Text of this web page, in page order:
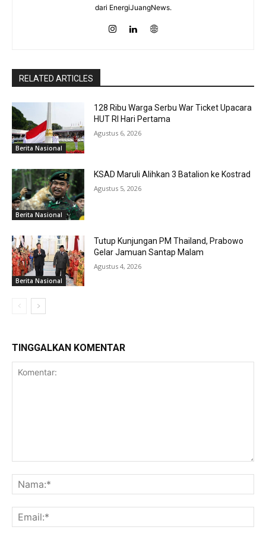
dari EnergiJuangNews.
RELATED ARTICLES
Berita Nasional
128 Ribu Warga Serbu War Ticket Upacara
HUT RI Hari Pertama
Agustus 6, 2026
Berita Nasional
KSAD Maruli Alihkan 3 Batalion ke Kostrad
Agustus 5, 2026
Berita Nasional
Tutup Kunjungan PM Thailand, Prabowo
Gelar Jamuan Santap Malam
Agustus 4, 2026
TINGGALKAN KOMENTAR